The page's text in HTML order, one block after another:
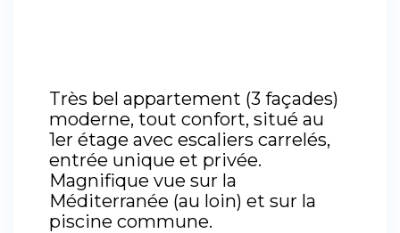
Très bel appartement (3 façades)
moderne, tout confort, situé au
1er étage avec escaliers carrelés,
entrée unique et privée.
Magnifique vue sur la
Méditerranée (au loin) et sur la
piscine commune.